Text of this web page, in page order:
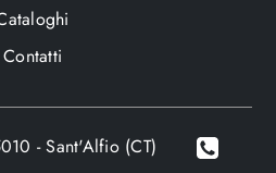
Contatti
- Sant'Alfio (CT)